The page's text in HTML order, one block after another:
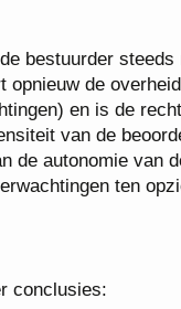
bestuurder
opnieuw de
en is de
van de
de autonomie
ten
conclusies: